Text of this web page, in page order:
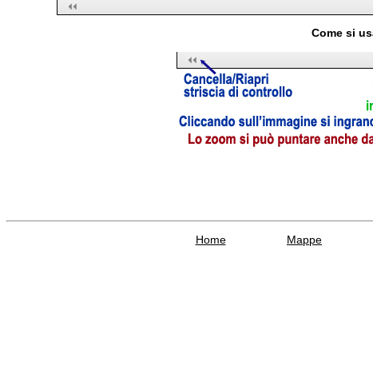
Come si
Home Mappe